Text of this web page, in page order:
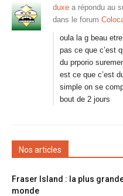
duxe a répondu au
dans le forum
oula la g beau
pas ce que c’est
du prporio
est ce que c’est
simple on se
bout de 2 jours
Nos articles
Fraser Island : la plus
monde